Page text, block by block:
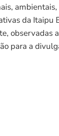
ambientais,
da Itaipu
observadas
para a